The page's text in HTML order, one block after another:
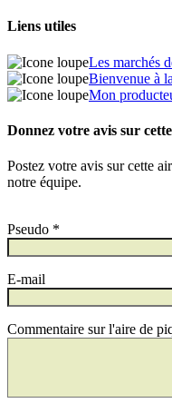
Liens utiles
Les marchés
Bienvenue à
Mon
Donnez votre avis sur
Postez votre avis sur cette
notre équipe.
Pseudo *
E-mail
Commentaire sur l'aire de